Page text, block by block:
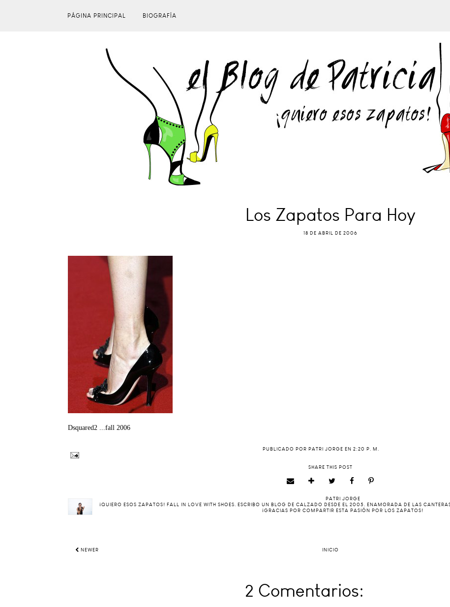
PÁGINA PRINCIPAL BIOGRAFÍA
Los Zapatos Para Hoy
18 DE ABRIL DE 2006
Dsquared2 ...fall 2006
PUBLICADO POR PATRI JORGE EN 2:20 P. M.
SHARE THIS POST
PATRI JORGE
¡QUIERO ESOS ZAPATOS! FALL IN LOVE WITH SHOES. ESCRIBO UN BLOG DE CALZADO DESDE EL 2005. ENAMORADA DE LAS
¡GRACIAS POR COMPARTIR ESTA PASIÓN POR LOS ZAPATOS!
NEWER INICIO
2 Comentarios: